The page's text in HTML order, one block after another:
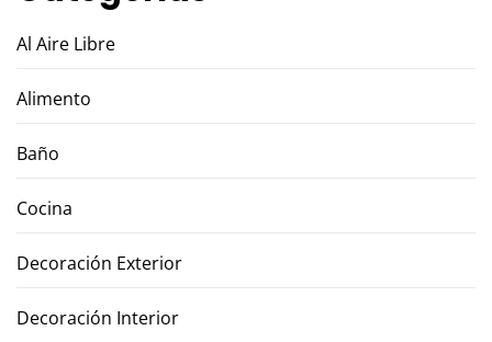
Al Aire Libre
Alimento
Baño
Cocina
Decoración Exterior
Decoración Interior